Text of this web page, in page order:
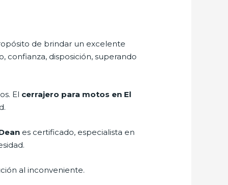
de brindar un excelente
confianza, disposición, superando
El cerrajero para motos en El
es certificado, especialista en
al inconveniente.